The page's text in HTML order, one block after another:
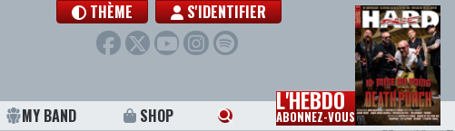
THÈME S'IDENTIFIER
MY BAND SHOP L'HEBDO
ABONNEZ-VOUS